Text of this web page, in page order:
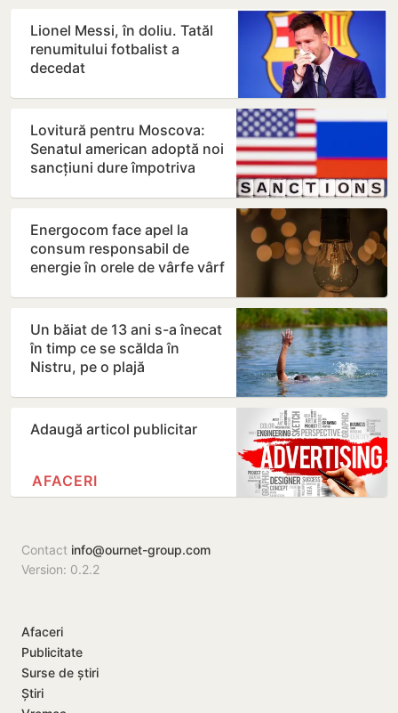
Lionel Messi, în doliu. Tatăl
renumitului fotbalist a
decedat
Lovitură pentru Moscova:
Senatul american adoptă noi
sancțiuni dure împotriva
Energocom face apel la
consum responsabil de
energie în orele de vârfe vârf
Un băiat de 13 ani s-a înecat
în timp ce se scălda în
Nistru, pe o plajă
Adaugă articol publicitar
AFACERI
Contact info@ournet-group.com
Version: 0.2.2
Afaceri
Publicitate
Surse de știri
Știri